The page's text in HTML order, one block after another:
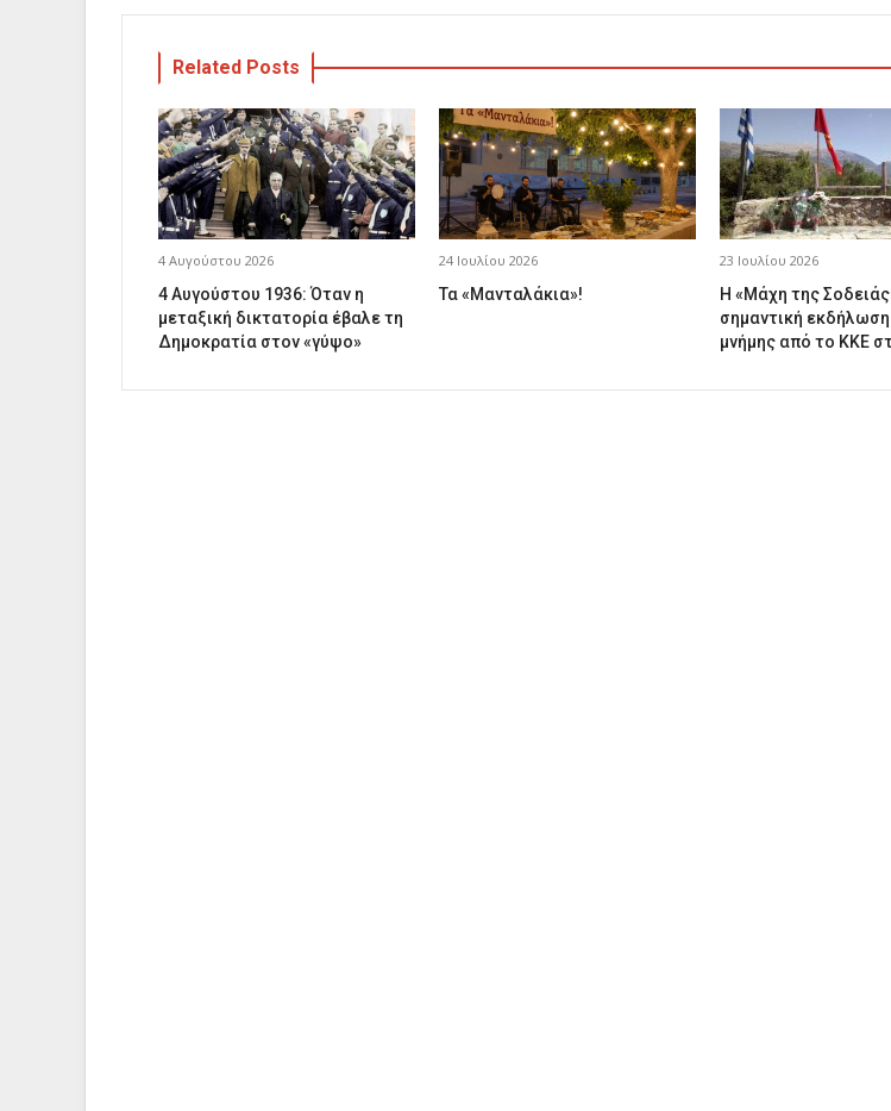
Related Posts
4 Αυγούστου 2026
4 Αυγούστου 1936: Όταν η
μεταξική δικτατορία έβαλε τη
Δημοκρατία στον «γύψο»
24 Ιουλίου 2026
Τα «Μανταλάκια»!
23 Ιουλίου 2026
Η «Μάχη της
σημαντική εκδήλωση
μνήμης από το ΚΚΕ